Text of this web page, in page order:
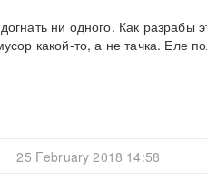
ни одного. Как разрабы
какой-то, а не тачка. Еле
25 February 2018 14:58